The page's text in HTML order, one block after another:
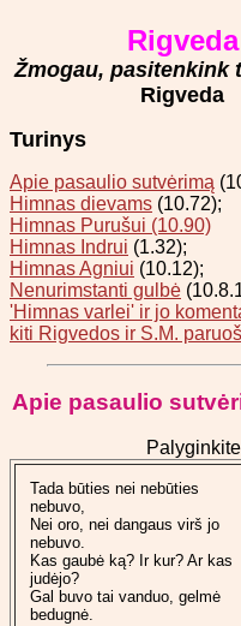
Rigveda
Žmogau, pasitenkink
Rigveda
Turinys
Apie pasaulio sutvėrimą
Himnas dievams (10.72);
Himnas Purušui (10.90)
Himnas Indrui (1.32);
Himnas Agniui (10.12);
Nenurimstanti gulbė
'Himnas varlei' ir jo
kiti Rigvedos ir S.M.
Apie pasaulio
Tada būties nei nebūties
nebuvo,
Nei oro, nei dangaus virš jo
nebuvo.
Kas gaubė ką? Ir kur? Ar kas
judėjo?
Gal buvo tai vanduo, gelmė
bedugnė.